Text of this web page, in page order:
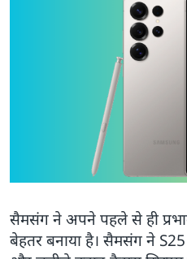
सैमसंग ने अपने पहले से ही
बेहतर बनाया है। सैमसंग ने